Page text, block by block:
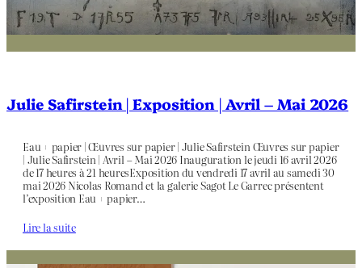
Julie Safirstein | Exposition | Avril – Mai 2026
Eau + papier | Œuvres sur papier | Julie Safirstein Œuvres sur papier
| Julie Safirstein | Avril – Mai 2026 Inauguration le jeudi 16 avril 2026
de 17 heures à 21 heuresExposition du vendredi 17 avril au samedi 30
mai 2026 Nicolas Romand et la galerie Sagot Le Garrec présentent
l’exposition Eau + papier…
Lire la suite